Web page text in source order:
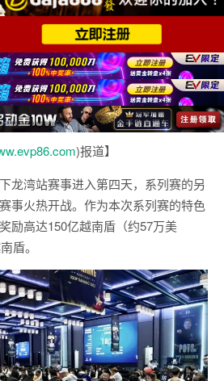
)报道】
龙湾站赛事进入第四天，系列赛的另
火热开战。作为本次系列赛的特色
励高达150亿越南盾（约57万美
盾。